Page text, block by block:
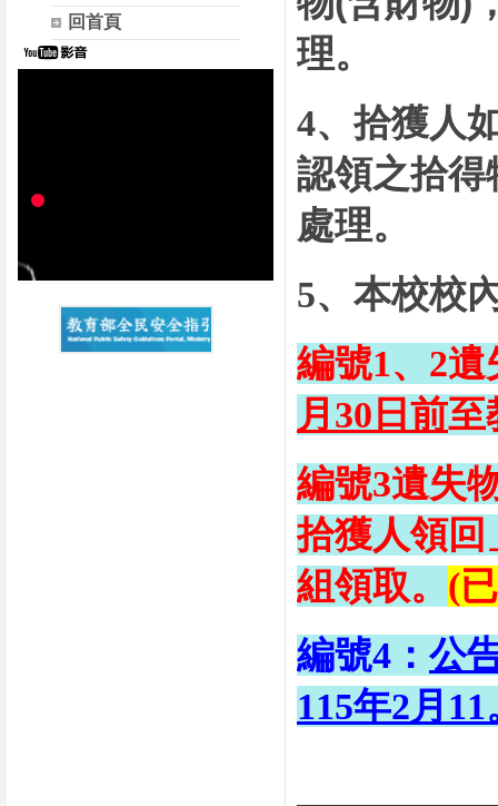
回首頁
理。
4、拾獲人
認領之拾得
處理。
5、本校校
編號1、2
月30日前至
編號3遺失
拾獲人領回
組領取。 (
編號4： 公
115年2月11